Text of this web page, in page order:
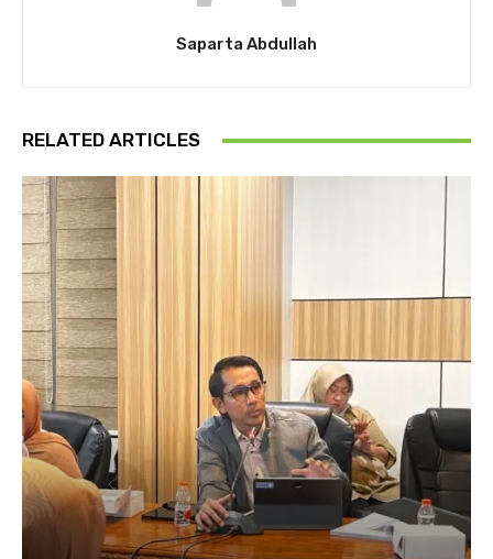
Saparta Abdullah
RELATED ARTICLES